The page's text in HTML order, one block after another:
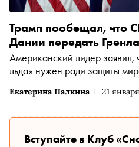
Екатерина Палкина 21
Трамп пообещал, что
Дании передать
Американский лидер заявил,
льда» нужен ради защиты
Вступайте в Клуб